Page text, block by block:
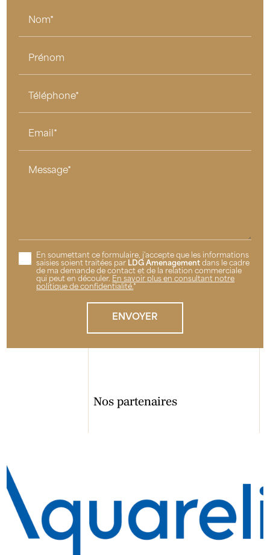
Nom*
Prénom
Téléphone*
Email*
Message*
En soumettant ce formulaire, j'accepte que les informations
saisies soient traitées par LDG Amenagement dans le cadre
de ma demande de contact et de la relation commerciale
qui peut en découler. En savoir plus en consultant notre
politique de confidentialité.*
Nos partenaires